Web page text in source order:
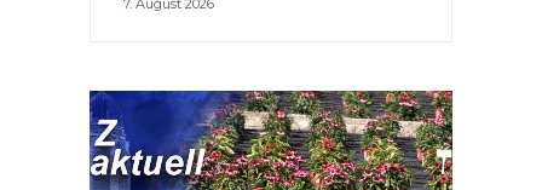
7. August 2026